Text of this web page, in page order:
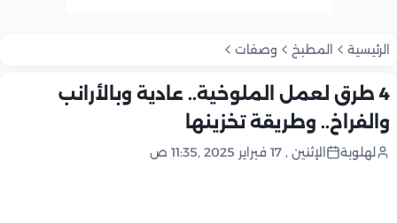
الرئيسية المطبخ وصفات
4 طرق لعمل الملوخية.. عادية وبالأرانب
والفراخ.. وطريقة تخزينها
لهلوبة الإثنين , 17 فبراير 2025 ,11:35 ص